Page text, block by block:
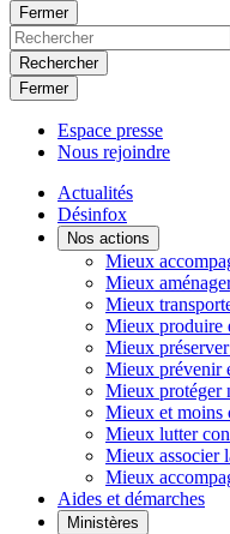
Fermer
Rechercher
Fermer
Espace presse
Nous rejoindre
Actualités
Désinfox
Nos actions
Mieux
Mieux
Mieux
Mieux produire
Mieux
Mieux prévenir
Mieux protéger
Mieux et moins
Mieux lutter
Mieux associer
Mieux
Aides et démarches
Ministères